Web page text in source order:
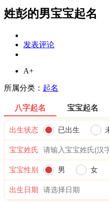
姓彭的男宝宝起名
发表评论
A+
所属分类： 起名
八字起名 宝宝起名
出生状态 已出生
宝宝姓氏
宝宝性别 男 女
出生日期